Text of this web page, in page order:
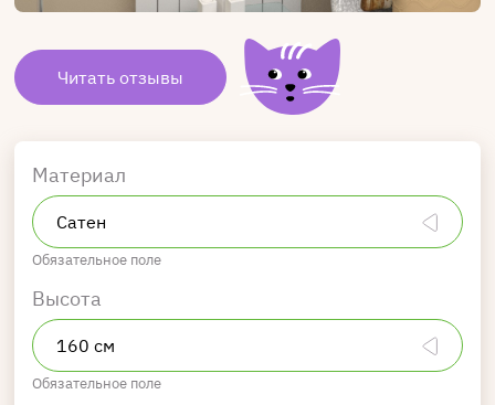
Читать отзывы
Материал
Обязательное поле
Высота
Обязательное поле